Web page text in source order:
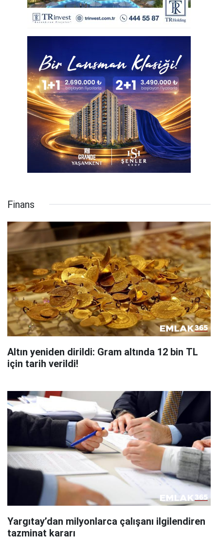
Finans
Altın yeniden dirildi: Gram altında 12 bin TL
için tarih verildi!
Yargıtay’dan milyonlarca çalışanı ilgilendiren
tazminat kararı